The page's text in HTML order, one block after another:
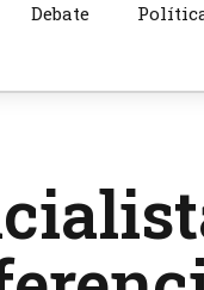
Debate